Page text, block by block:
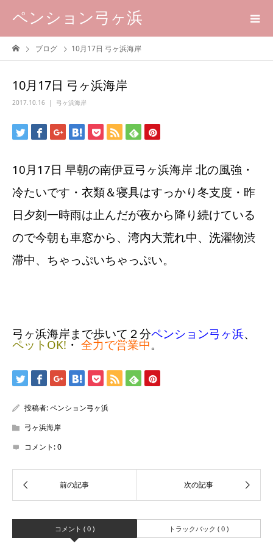
ペンション弓ヶ浜
ブログ 10月17日 弓ヶ浜海岸
10月17日 弓ヶ浜海岸
2017.10.16 弓ヶ浜海岸
10月17日 早朝の南伊豆弓ヶ浜海岸 北の風強・
冷たいです・衣類＆寝具はすっかり冬支度・昨
日夕刻一時雨は止んだが夜から降り続けている
ので今朝も車窓から、湾内大荒れ中、洗濯物渋
滞中、ちゃっぷいちゃっぷい。
弓ヶ浜海岸まで歩いて２分ペンション弓ヶ浜、
ペットOK! ・全力で営業中。
投稿者:ペンション弓ヶ浜
弓ヶ浜海岸
コメント:0
コメント ( 0 ) トラックバック ( 0 )